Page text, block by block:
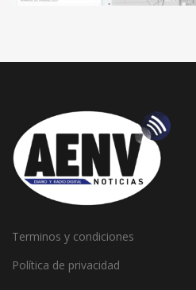
Terminos y condiciones
Política de privacidad